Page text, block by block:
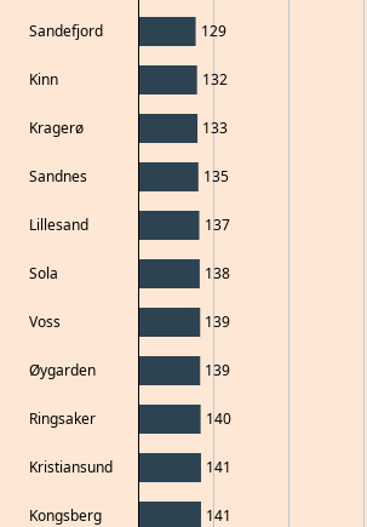
Sandefjord
Kinn
Kragerø
Sandnes
Lillesand
Sola
Voss
Øygarden
Ringsaker
Kristiansund
Kongsberg
129
132
133
135
137
138
139
139
140
141
141